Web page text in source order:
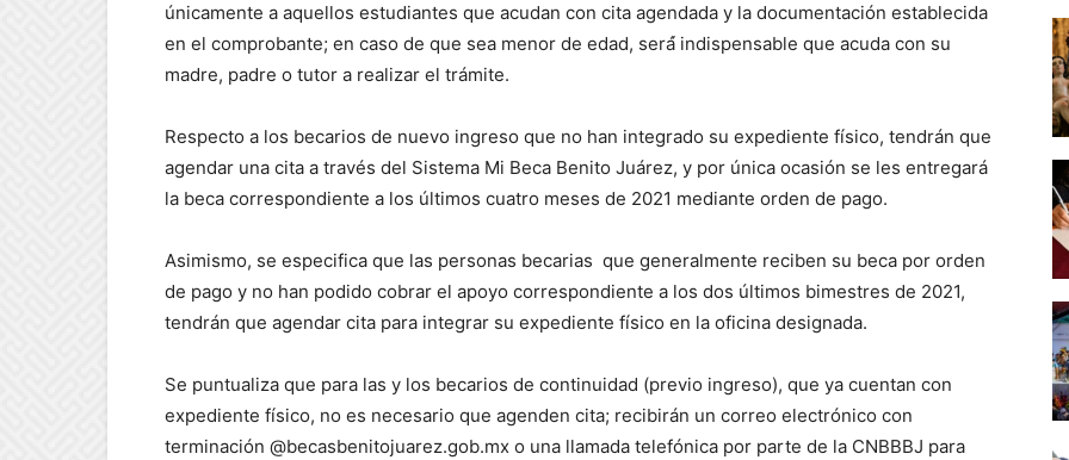
únicamente a aquellos estudiantes que acudan con cita agendada y la documentación establecida
en el comprobante; en caso de que sea menor de edad, será́ indispensable que acuda con su
madre, padre o tutor a realizar el trámite.
Respecto a los becarios de nuevo ingreso que no han integrado su expediente físico, tendrán que
agendar una cita a través del Sistema Mi Beca Benito Juárez, y por única ocasión se les entregará
la beca correspondiente a los últimos cuatro meses de 2021 mediante orden de pago.
Asimismo, se especifica que las personas becarias que generalmente reciben su beca por orden
de pago y no han podido cobrar el apoyo correspondiente a los dos últimos bimestres de 2021,
tendrán que agendar cita para integrar su expediente físico en la oficina designada.
Se puntualiza que para las y los becarios de continuidad (previo ingreso), que ya cuentan con
expediente físico, no es necesario que agenden cita; recibirán un correo electrónico con
terminación @becasbenitojuarez.gob.mx o una llamada telefónica por parte de la CNBBBJ para